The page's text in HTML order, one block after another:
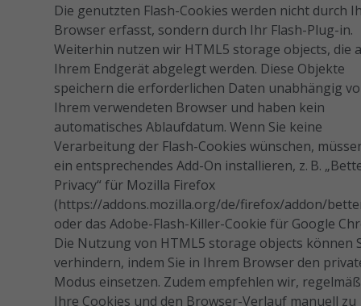
Die genutzten Flash-Cookies werden nicht durch
Browser erfasst, sondern durch Ihr Flash-Plug-in.
Weiterhin nutzen wir HTML5 storage objects, die
Ihrem Endgerät abgelegt werden. Diese Objekte
speichern die erforderlichen Daten unabhängig
Ihrem verwendeten Browser und haben kein
automatisches Ablaufdatum. Wenn Sie keine
Verarbeitung der Flash-Cookies wünschen,
ein entsprechendes Add-On installieren, z. B.
Privacy“ für Mozilla Firefox
(https://addons.mozilla.org/de/firefox/addon/
oder das Adobe-Flash-Killer-Cookie für Google
Die Nutzung von HTML5 storage objects können
verhindern, indem Sie in Ihrem Browser den
Modus einsetzen. Zudem empfehlen wir,
Ihre Cookies und den Browser-Verlauf manuell zu